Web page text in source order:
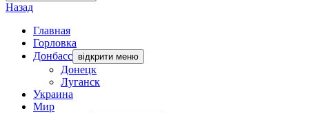
Назад
Главная
Горловка
Донбасс відкрити меню
Донецк
Луганск
Украина
Мир